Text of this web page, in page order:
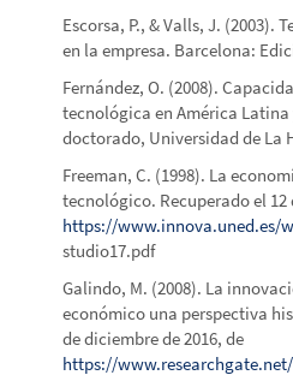
Escorsa, P., & Valls, J. (2003).
en la empresa. Barcelona:
Fernández, O. (2008).
tecnológica en América Latina
doctorado, Universidad de La
Freeman, C. (1998). La
tecnológico. Recuperado el 12
https://www.innova.uned.es/
studio17.pdf
Galindo, M. (2008). La
económico una perspectiva
de diciembre de 2016, de
https://